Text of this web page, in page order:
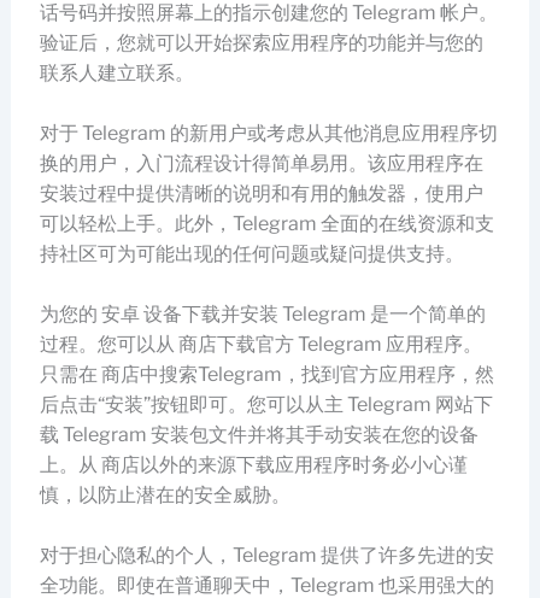
话号码并按照屏幕上的指示创建您的 Telegram 帐户。
验证后，您就可以开始探索应用程序的功能并与您的
联系人建立联系。
对于 Telegram 的新用户或考虑从其他消息应用程序切
换的用户，入门流程设计得简单易用。该应用程序在
安装过程中提供清晰的说明和有用的触发器，使用户
可以轻松上手。此外，Telegram 全面的在线资源和支
持社区可为可能出现的任何问题或疑问提供支持。
为您的 安卓 设备下载并安装 Telegram 是一个简单的
过程。您可以从 商店下载官方 Telegram 应用程序。
只需在 商店中搜索Telegram，找到官方应用程序，然
后点击“安装”按钮即可。您可以从主 Telegram 网站下
载 Telegram 安装包文件并将其手动安装在您的设备
上。从 商店以外的来源下载应用程序时务必小心谨
慎，以防止潜在的安全威胁。
对于担心隐私的个人，Telegram 提供了许多先进的安
全功能。即使在普通聊天中，Telegram 也采用强大的